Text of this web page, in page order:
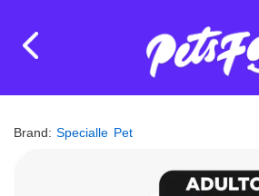
Brand:Specialle Pet